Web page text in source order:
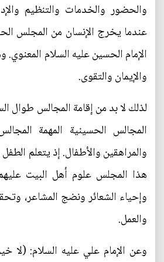
والحضور والخدمات والتنظيم
عندما يخرج الإنسان من المجلس
الإمام الحسين عليه السلام المعنوي.
والإيمان والتقوى.
لذلك لا بد من إقامة المجالس طوال
المجالس الحسينية المهمة
والمراهقين والأطفال. إذ يتعلم
هذا المجلس علوم أهل البيت عليهم
وإحياء الشعائر ونضج المشاعر،
والعمل.
وعن الإمام علي عليه السلام: (لا